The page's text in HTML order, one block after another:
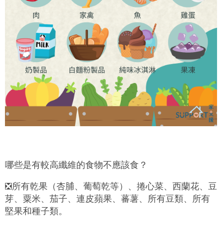
哪些是有較高纖維的食物不應該食？
❎所有乾果（杏脯、葡萄乾等）、捲心菜、西蘭花、豆
芽、粟米、茄子、連皮蘋果、蕃薯、所有豆類、所有
堅果和種子類。